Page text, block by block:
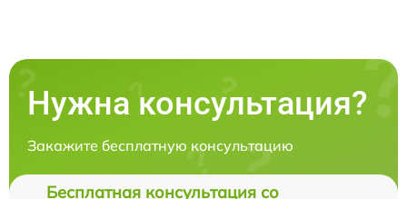
Нужна консультация?
Закажите бесплатную консультацию
Бесплатная консультация со